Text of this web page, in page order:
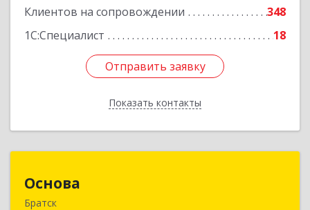
Клиентов на сопровождении
348
1С:Специалист
18
Отправить заявку
Показать контакты
Отправить заявку
Назад
Основа
Братск